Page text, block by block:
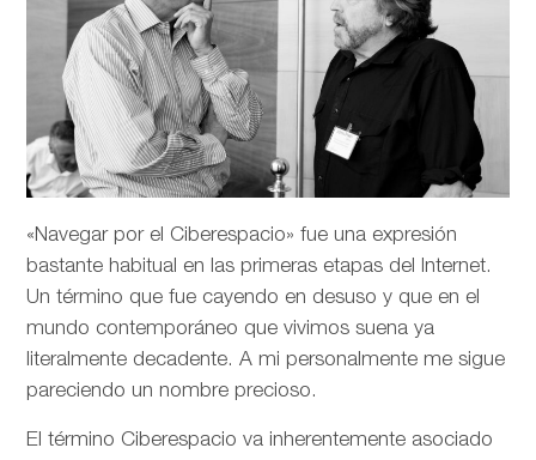
«Navegar por el Ciberespacio» fue una expresión
bastante habitual en las primeras etapas del Internet.
Un término que fue cayendo en desuso y que en el
mundo contemporáneo que vivimos suena ya
literalmente decadente. A mi personalmente me sigue
pareciendo un nombre precioso.
El término Ciberespacio va inherentemente asociado